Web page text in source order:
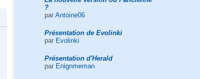
?
par Antoine06
Présentation de Evolinki
par Evolinki
Présentation d'Herald
par Enignmeman